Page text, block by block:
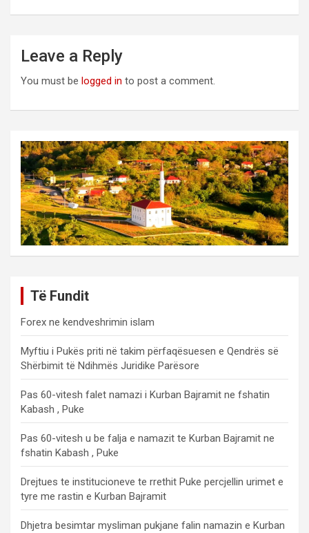
Leave a Reply
You must be logged in to post a comment.
Të Fundit
Forex ne kendveshrimin islam
Myftiu i Pukës priti në takim përfaqësuesen e Qendrës së
Shërbimit të Ndihmës Juridike Parësore
Pas 60-vitesh falet namazi i Kurban Bajramit ne fshatin
Kabash , Puke
Pas 60-vitesh u be falja e namazit te Kurban Bajramit ne
fshatin Kabash , Puke
Drejtues te institucioneve te rrethit Puke percjellin urimet e
tyre me rastin e Kurban Bajramit
Dhjetra besimtar mysliman pukjane falin namazin e Kurban